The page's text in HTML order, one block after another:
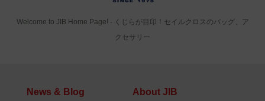
Welcome to JIB Home Page! ‐ くじらが目印！セイルクロスのバッグ、ア
クセサリー
News & Blog About JIB